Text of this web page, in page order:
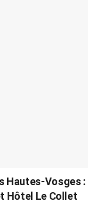
Hautes-Vosges :
Hôtel Le Collet